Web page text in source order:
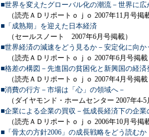
■世界を変えたグローバル化の潮流－世界に広
（読売ＡＤリポートｏｊｏ 2007年11月号掲
■「成熟期」を迎えた日本経済
（セールスノート 2007年6月号掲載）
■世界経済の減速をどう見るか－安定化に向
（読売ＡＤリポートｏｊｏ 2007年6月号掲載
■格差の構図－先進国の貧困化と新興国の経済
（読売ＡＤリポートｏｊｏ 2007年4月号掲載
■消費の行方－市場は「心」の領域へ－
（ダイヤモンド・ホームセンター 2007年4-5
■企業による企業の買収－低成長経済下の企業
（読売ＡＤリポートｏｊｏ 2006年10月号掲
■「骨太の方針2006」の成長戦略をどう読むか